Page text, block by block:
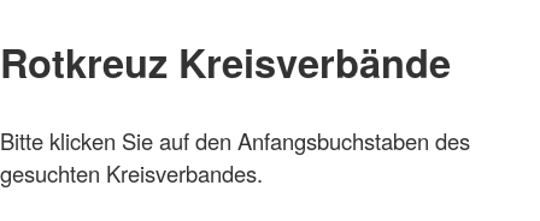
Rotkreuz Kreisverbände
Bitte klicken Sie auf den Anfangsbuchstaben des
gesuchten Kreisverbandes.